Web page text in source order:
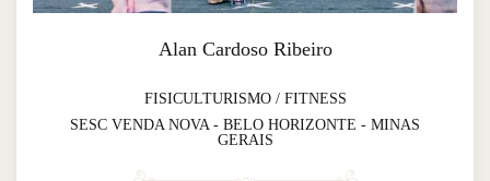
Alan Cardoso Ribeiro
FISICULTURISMO / FITNESS
SESC VENDA NOVA - BELO HORIZONTE - MINAS
GERAIS